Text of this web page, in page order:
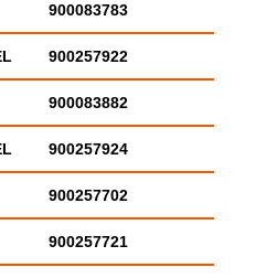
900083783
900257922
900083882
900257924
900257702
900257721